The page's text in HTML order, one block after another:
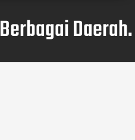
Daerah.